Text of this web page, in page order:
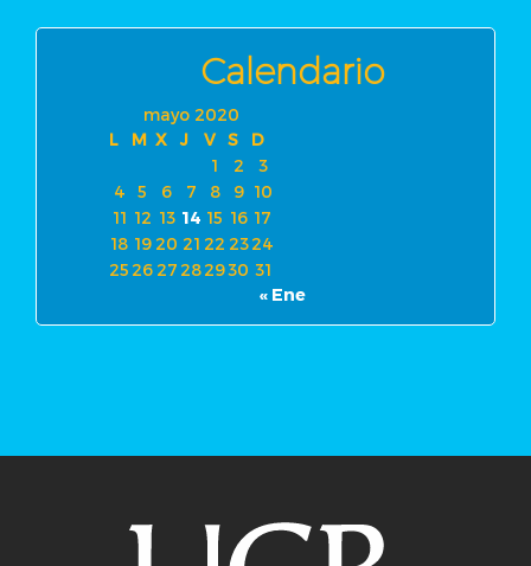
Calendario
mayo 2020
L
M X J V S
D
1
2
3
4
5 6 7 8 9 10
11 12 13 14 15 16 17
18 19 20 21 22 23 24
25 26 27 282930 31
« Ene